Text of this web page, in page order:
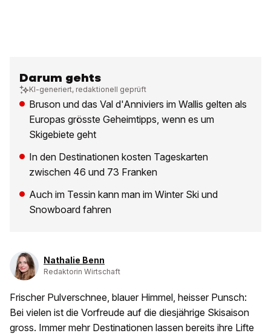
Darum gehts
KI-generiert, redaktionell geprüft
Bruson und das Val d'Anniviers im Wallis gelten als
Europas grösste Geheimtipps, wenn es um
Skigebiete geht
In den Destinationen kosten Tageskarten
zwischen 46 und 73 Franken
Auch im Tessin kann man im Winter Ski und
Snowboard fahren
Nathalie Benn
Redaktorin Wirtschaft
Frischer Pulverschnee, blauer Himmel, heisser Punsch:
Bei vielen ist die Vorfreude auf die diesjährige Skisaison
gross. Immer mehr Destinationen lassen bereits ihre Lifte